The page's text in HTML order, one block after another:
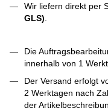
Wir liefern direkt per
GLS)
Die
innerhalb von 1
Der Versand erfolgt
2 Werktagen nach
der